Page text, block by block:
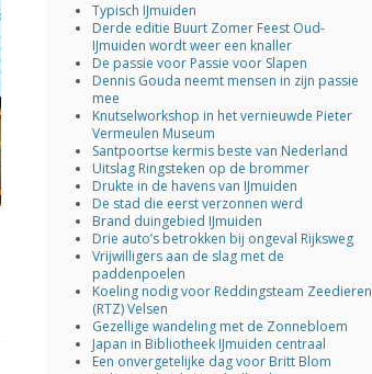
Typisch IJmuiden
Derde editie Buurt Zomer Feest Oud-
IJmuiden wordt weer een knaller
De passie voor Passie voor Slapen
Dennis Gouda neemt mensen in zijn passie
mee
Knutselworkshop in het vernieuwde Pieter
Vermeulen Museum
Santpoortse kermis beste van Nederland
Uitslag Ringsteken op de brommer
Drukte in de havens van IJmuiden
De stad die eerst verzonnen werd
Brand duingebied IJmuiden
Drie auto’s betrokken bij ongeval Rijksweg
Vrijwilligers aan de slag met de
paddenpoelen
Koeling nodig voor Reddingsteam Zeedieren
(RTZ) Velsen
Gezellige wandeling met de Zonnebloem
Japan in Bibliotheek IJmuiden centraal
Een onvergetelijke dag voor Britt Blom